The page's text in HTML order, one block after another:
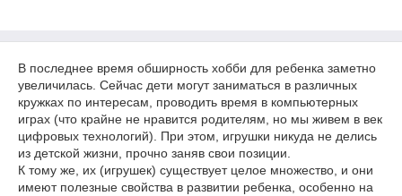
В последнее время обширность хобби для ребенка заметно
увеличилась. Сейчас дети могут заниматься в различных
кружках по интересам, проводить время в компьютерных
играх (что крайне не нравится родителям, но мы живем в век
цифровых технологий). При этом, игрушки никуда не делись
из детской жизни, прочно заняв свои позиции.
К тому же, их (игрушек) существует целое множество, и они
имеют полезные свойства в развитии ребенка, особенно на